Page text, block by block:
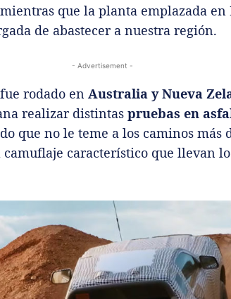
que la planta emplazada en
de abastecer a nuestra región.
- Advertisement -
rodado en Australia y Nueva
realizar distintas pruebas en
que no le teme a los caminos más
característico que llevan